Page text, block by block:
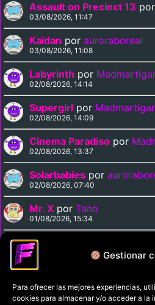
Gestionar
Para ofrecer las mejores experiencias,
cookies para almacenar y/o acceder a la
Assault on Precinct 13 por
03/08/2026, 11:47
Kaidan por auroraboreal
03/08/2026, 11:08
Labyrinth por
02/08/2026, 14:14
Supergirl por
02/08/2026, 14:09
Cinema Paradiso por
02/08/2026, 13:37
Solarbabies por
02/08/2026, 07:40
Mr. X por Tano
01/08/2026, 15:34
Medusa Against the Son
01/08/2026, 15:15
Política de